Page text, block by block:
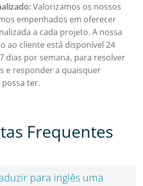
Valorizamos os nossos
empenhados em oferecer
a cada projeto. A nossa
ao cliente está disponível 24
dias por semana, para resolver
e responder a quaisquer
ter.
Frequentes
para inglês uma